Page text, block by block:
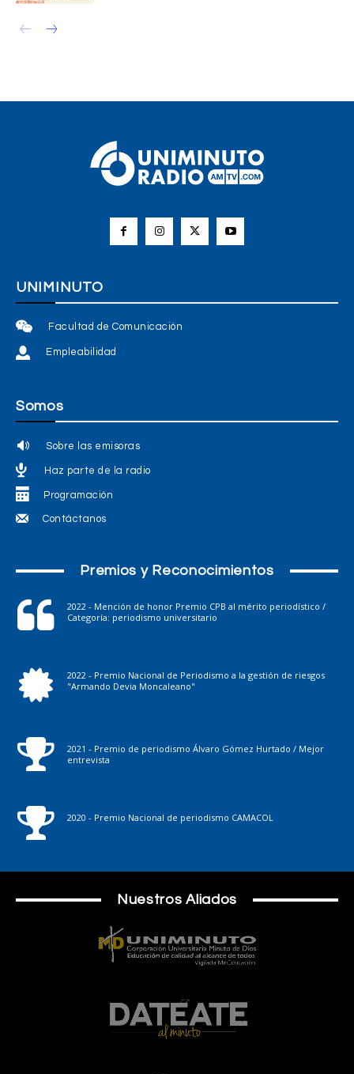
UNIMINUTO
Facultad de Comunicación
Empleabilidad
Somos
Sobre las emisoras
Haz parte de la radio
Programación
Contáctanos
Premios y Reconocimientos
2022 - Mención de honor Premio CPB al mérito periodístico /
Categoría: periodismo universitario
2022 - Premio Nacional de Periodismo a la gestión de riesgos
"Armando Devia Moncaleano"
2021 - Premio de periodismo Álvaro Gómez Hurtado / Mejor
entrevista
2020 - Premio Nacional de periodismo CAMACOL
Nuestros Aliados